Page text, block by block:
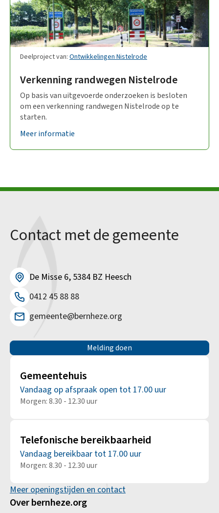
Deelproject van: Ontwikkelingen Nistelrode
Verkenning randwegen Nistelrode
Op basis van uitgevoerde onderzoeken is besloten
om een verkenning randwegen Nistelrode op te
starten.
Meer informatie
Contact met de gemeente
De Misse 6, 5384 BZ Heesch
0412 45 88 88
gemeente@bernheze.org
Melding doen
Gemeentehuis
Vandaag op afspraak open tot 17.00 uur
Morgen: 8.30 - 12.30 uur
Telefonische bereikbaarheid
Vandaag bereikbaar tot 17.00 uur
Morgen: 8.30 - 12.30 uur
Meer openingstijden en contact
Over bernheze.org